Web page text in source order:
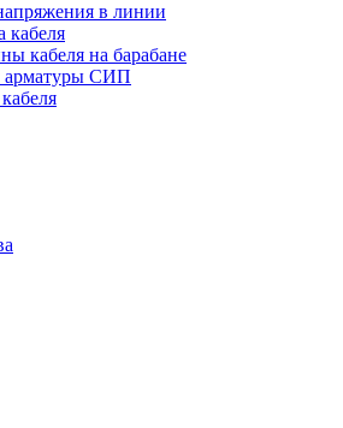
в линии
кабеля
кабеля на барабане
арматуры СИП